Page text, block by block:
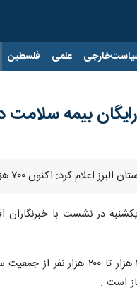
علمی فلسطین
قرار دارند که ۵۰۲ هزار نفر آنان از خدمات بیمه رایگان بهره مند هستند .
است .